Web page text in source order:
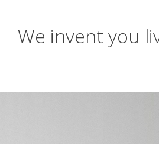
Händlersuche
We invent you